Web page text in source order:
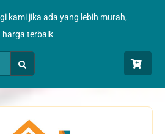
kami jika ada yang lebih murah,
harga terbaik